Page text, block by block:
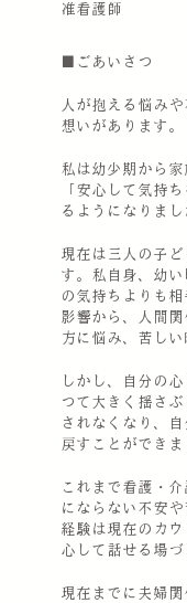
准看護師
■ごあいさつ
人が抱える悩み
想いがあります。
私は幼少期から家
「安心して気持
るようになりまし
現在は三人の子
す。私自身、幼
の気持ちよりも
影響から、人間
方に悩み、苦しい
しかし、自分の
つて大きく揺さ
されなくなり、
戻すことができま
これまで看護・
にならない不安
経験は現在のカ
心して話せる場づ
現在までに夫婦関